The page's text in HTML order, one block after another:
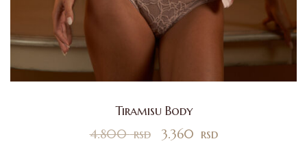
Tiramisu Body
4.800rsd 3.360 rsd